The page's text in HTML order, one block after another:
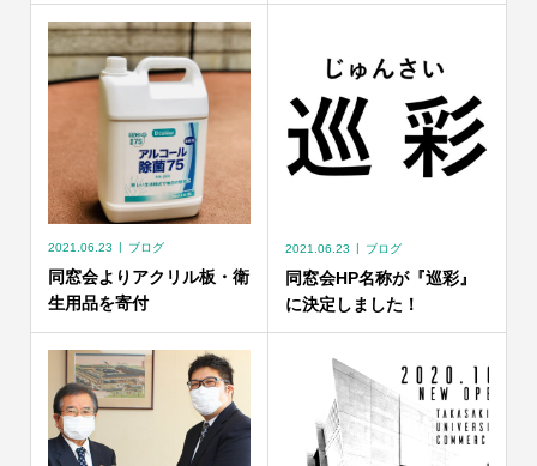
2021.06.23 ブログ
同窓会よりアクリル板・衛
生用品を寄付
2021.06.23 ブログ
同窓会HP名称が『巡彩』
に決定しました！